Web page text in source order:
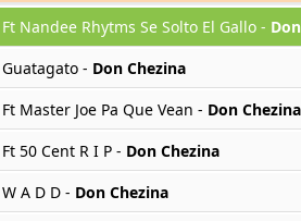
Ft Nandee Rhytms Se Solto El Gallo -
Guatagato - Don Chezina
Ft Master Joe Pa Que Vean - Don Chezina
Ft 50 Cent R I P - Don Chezina
W A D D - Don Chezina